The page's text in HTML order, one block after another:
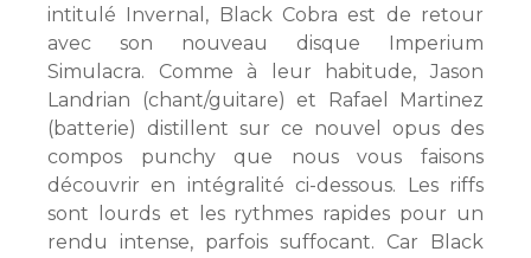
intitulé Invernal, Black Cobra est de retour
avec son nouveau disque Imperium
Simulacra. Comme à leur habitude, Jason
Landrian (chant/guitare) et Rafael Martinez
(batterie) distillent sur ce nouvel opus des
compos punchy que nous vous faisons
découvrir en intégralité ci-dessous. Les riffs
sont lourds et les rythmes rapides pour un
rendu intense, parfois suffocant. Car Black